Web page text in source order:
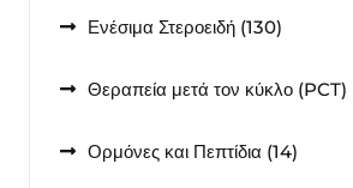
Ενέσιμα Στεροειδή 130130
Θεραπεία μετά τον κύκλο (PCT)
Ορμόνες και Πεπτίδια 1414